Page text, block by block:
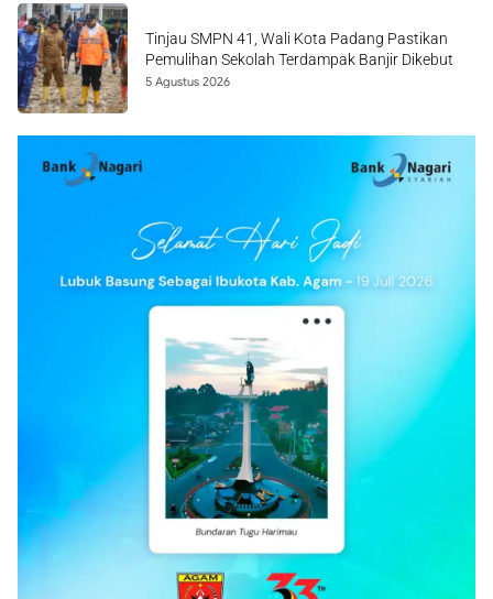
Tinjau SMPN 41, Wali Kota Padang Pastikan
Pemulihan Sekolah Terdampak Banjir Dikebut
5 Agustus 2026